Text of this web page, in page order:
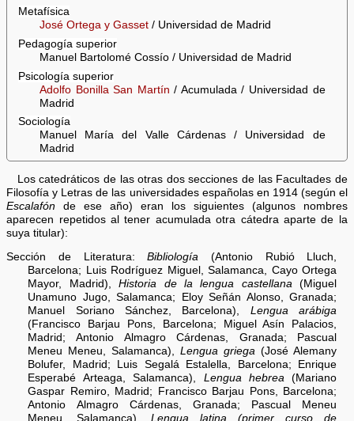
Metafísica
José Ortega y Gasset/ Universidad de Madrid
Pedagogía superior
Manuel Bartolomé Cossío / Universidad de Madrid
Psicología superior
Adolfo Bonilla San Martín / Acumulada / Universidad de
Madrid
Sociología
Manuel María del Valle Cárdenas / Universidad de
Madrid
Los catedráticos de las otras dos secciones de las Facultades de
Filosofía y Letras de las universidades españolas en 1914 (según el
Escalafón de ese año) eran los siguientes (algunos nombres
aparecen repetidos al tener acumulada otra cátedra aparte de la
suya titular):
Sección de Literatura: Bibliología (Antonio Rubió Lluch,
Barcelona; Luis Rodríguez Miguel, Salamanca, Cayo Ortega
Mayor, Madrid),Historia de la lengua castellana(Miguel
Unamuno Jugo, Salamanca; Eloy Señán Alonso, Granada;
Manuel Soriano Sánchez, Barcelona), Lengua arábiga
(Francisco Barjau Pons, Barcelona; Miguel Asín Palacios,
Madrid; Antonio Almagro Cárdenas, Granada; Pascual
Meneu Meneu, Salamanca),Lengua griega (José Alemany
Bolufer, Madrid; Luis Segalá Estalella, Barcelona; Enrique
Esperabé Arteaga, Salamanca), Lengua hebrea(Mariano
Gaspar Remiro, Madrid; Francisco Barjau Pons, Barcelona;
Antonio Almagro Cárdenas, Granada; Pascual Meneu
Meneu, Salamanca),Lengua latina (primer curso de